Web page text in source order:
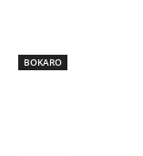
BOKARO